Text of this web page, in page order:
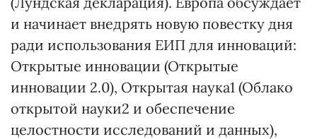
и начинает внедрять новую повестку дня
ради использования ЕИП для инноваций:
Открытые инновации (Открытые
инновации 2.0), Открытая наука1 (Облако
открытой науки2 и обеспечение
целостности исследований и данных),